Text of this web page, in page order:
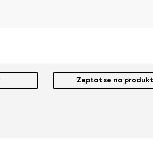
Zeptat se na produkt